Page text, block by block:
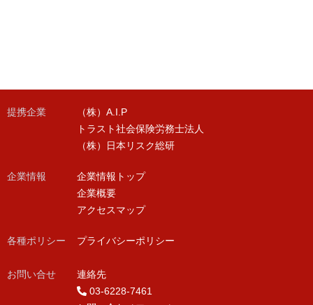
提携企業
（株）A.I.P
トラスト社会保険労務士法人
（株）日本リスク総研
企業情報
企業情報トップ
企業概要
アクセスマップ
各種ポリシー
お問い合せ
プライバシーポリシー
連絡先
03-6228-7461